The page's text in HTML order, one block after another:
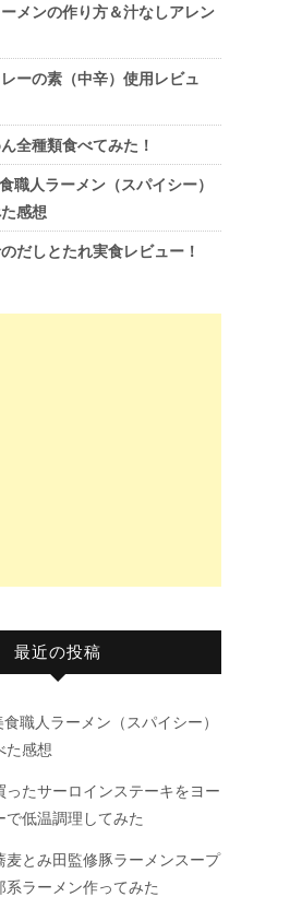
メンの作り方＆汁なしアレン
ーの素（中辛）使用レビュ
全種類食べてみた！
人ラーメン（スパイシー）
感想
だしとたれ実食レビュー！
最近の投稿
職人ラーメン（スパイシー）
た感想
ったサーロインステーキをヨー
で低温調理してみた
とみ田監修豚ラーメンスープ
系ラーメン作ってみた